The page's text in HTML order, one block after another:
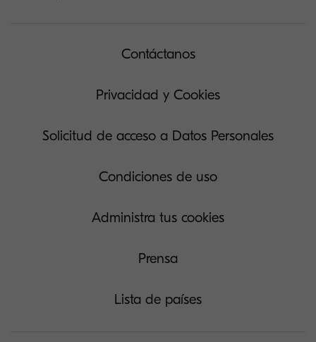
Contáctanos
Privacidad y Cookies
Solicitud de acceso a Datos Personales
Condiciones de uso
Administra tus cookies
Prensa
Lista de países